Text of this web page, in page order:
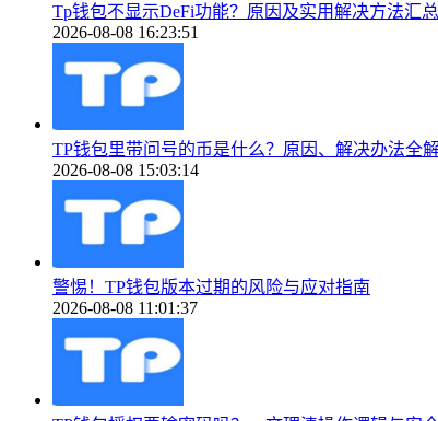
Tp钱包不显示DeFi功能？原因及实用解决方法汇总
2026-08-08 16:23:51
TP钱包里带问号的币是什么？原因、解决办法全
2026-08-08 15:03:14
警惕！TP钱包版本过期的风险与应对指南
2026-08-08 11:01:37